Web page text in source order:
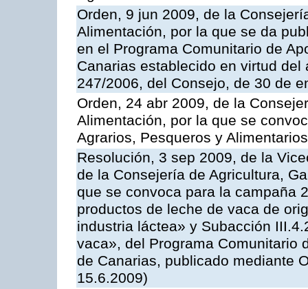
Orden, 9 jun 2009, de la
Alimentación, por la que se da
en el Programa Comunitario de
Canarias establecido en virtud
247/2006, del Consejo, de 30 de
Orden, 24 abr 2009, de la
Alimentación, por la que se
Agrarios, Pesqueros y
Resolución, 3 sep 2009, de la
de la Consejería de Agricultura,
que se convoca para la campaña
productos de leche de vaca de
industria láctea» y Subacción
vaca», del Programa Comunitario
de Canarias, publicado mediante
15.6.2009)